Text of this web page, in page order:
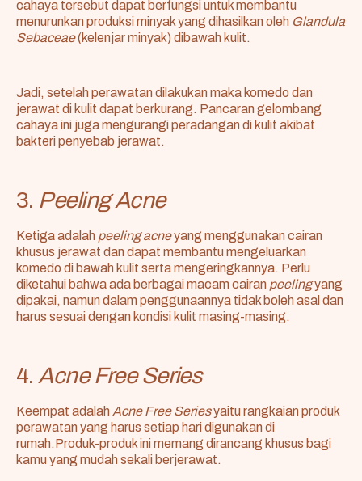
cahaya tersebut dapat berfungsi untuk membantu
menurunkan produksi minyak yang dihasilkan oleh Glandula
Sebaceae(kelenjar minyak) dibawah kulit.
Jadi, setelah perawatan dilakukan maka komedo dan
jerawat di kulit dapat berkurang. Pancaran gelombang
cahaya ini juga mengurangi peradangan di kulit akibat
bakteri penyebab jerawat.
3. Peeling Acne
Ketiga adalah peeling acneyang menggunakan cairan
khusus jerawat dan dapat membantu mengeluarkan
komedo di bawah kulit serta mengeringkannya. Perlu
diketahui bahwa ada berbagai macam cairan peelingyang
dipakai, namun dalam penggunaannya tidak boleh asal dan
harus sesuai dengan kondisi kulit masing-masing.
4. Acne Free Series
Keempat adalah Acne Free Seriesyaitu rangkaian produk
perawatan yang harus setiap hari digunakan di
rumah.Produk-produk ini memang dirancang khusus bagi
kamu yang mudah sekali berjerawat.